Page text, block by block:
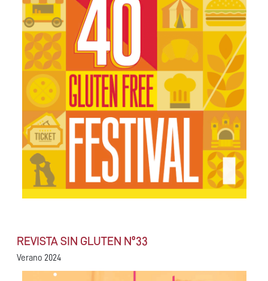
REVISTA SIN GLUTEN Nº33
Verano 2024